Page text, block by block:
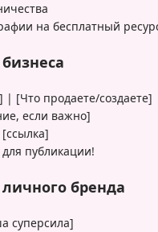
на бесплатный
| [Что продаете/создаете]
если важно]
публикации!
бренда
суперсила]